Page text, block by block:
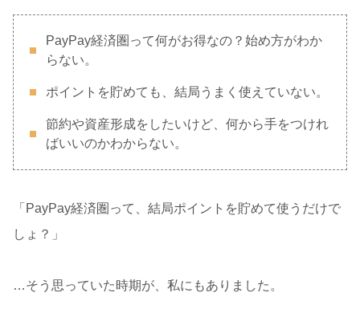
PayPay経済圏って何がお得なの？始め方がわか
らない。
ポイントを貯めても、結局うまく使えていない。
節約や資産形成をしたいけど、何から手をつけれ
ばいいのかわからない。
「PayPay経済圏って、結局ポイントを貯めて使うだけで
しょ？」
…そう思っていた時期が、私にもありました。